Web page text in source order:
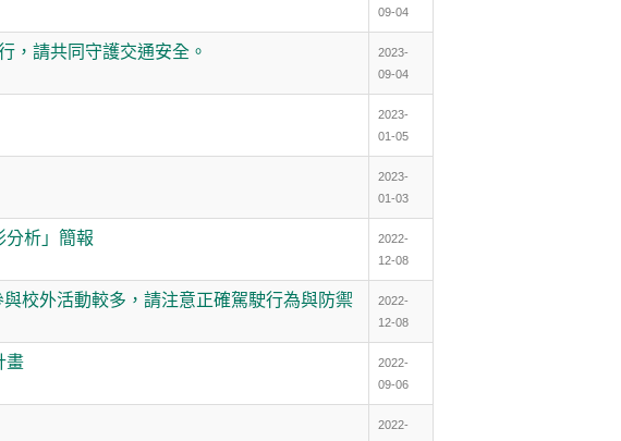
09-04
，請共同守護交通安全。
2023-
09-04
2023-
01-05
2023-
01-03
分析」簡報
2022-
12-08
校外活動較多，請注意正確駕駛行為與防禦
2022-
12-08
畫
2022-
09-06
2022-